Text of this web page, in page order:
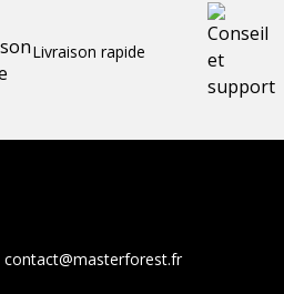
Livraison rapide
contact@masterforest.fr